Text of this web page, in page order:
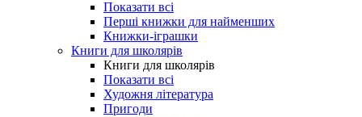
Показати всі
Перші книжки для найменших
Книжки-іграшки
Книги для школярів
Книги для школярів
Показати всі
Художня література
Пригоди